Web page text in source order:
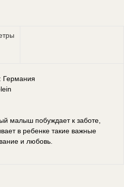
Германия
малыш побуждает к заботе,
в ребенке такие важные
и любовь.